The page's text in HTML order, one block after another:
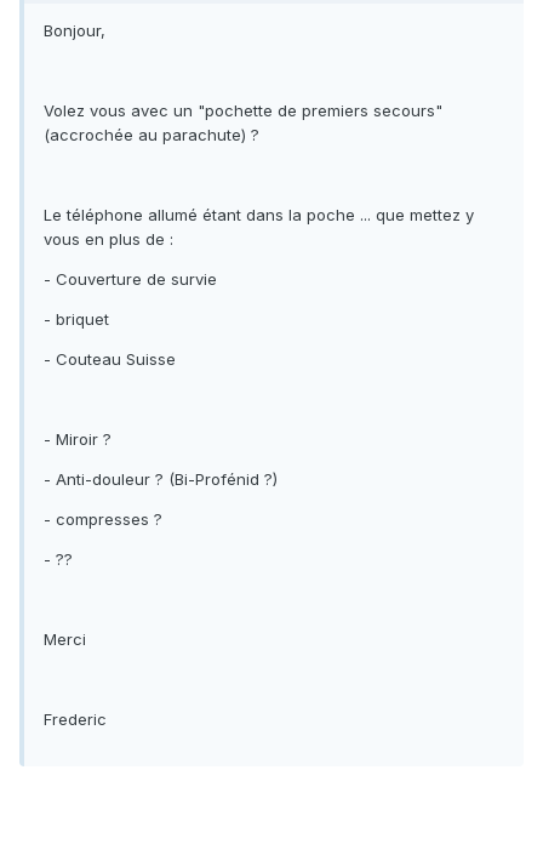
Bonjour,
Volez vous avec un "pochette de premiers secours"
(accrochée au parachute) ?
Le téléphone allumé étant dans la poche ... que mettez y
vous en plus de :
- Couverture de survie
- briquet
- Couteau Suisse
- Miroir ?
- Anti-douleur ? (Bi-Profénid ?)
- compresses ?
- ??
Merci
Frederic